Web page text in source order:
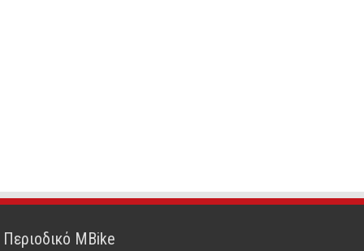
Περιοδικό MBike